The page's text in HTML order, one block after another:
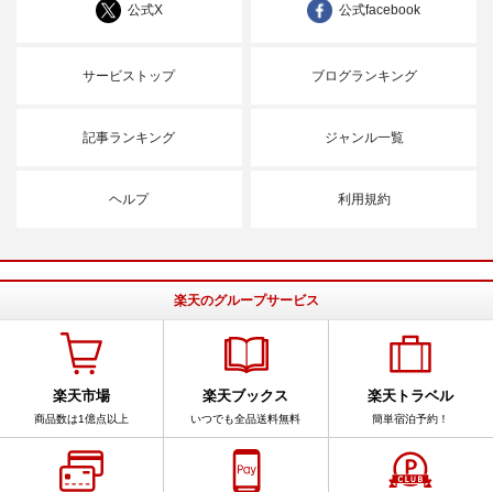
公式X 公式facebook
サービストップ ブログランキング
記事ランキング ジャンル一覧
ヘルプ 利用規約
楽天のグループサービス
楽天市場
商品数は1億点以上
楽天ブックス
いつでも全品送料無料
楽天トラベル
簡単宿泊予約！